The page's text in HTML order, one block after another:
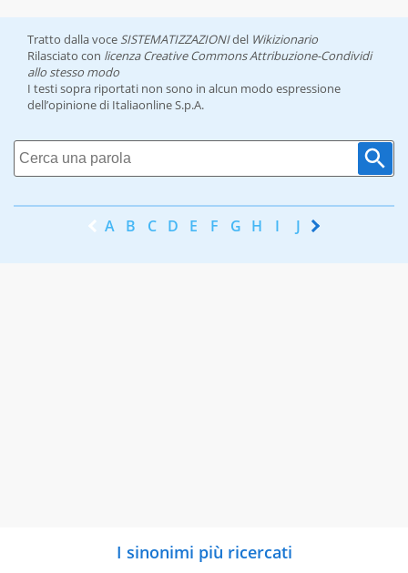
Tratto dalla voce SISTEMATIZZAZIONIdel Wikizionario
Rilasciato con licenza Creative Commons Attribuzione-Condividi
allo stesso modo
I testi sopra riportati non sono in alcun modo espressione
dell’opinione di Italiaonline S.p.A.
A B C D E F G H I J K
I sinonimi più ricercati